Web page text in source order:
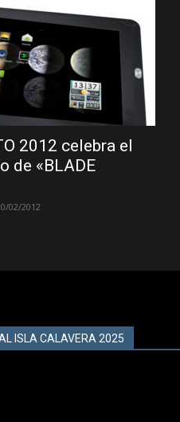
2012 celebra el
de «BLADE
02/2012
ISLA CALAVERA 2025